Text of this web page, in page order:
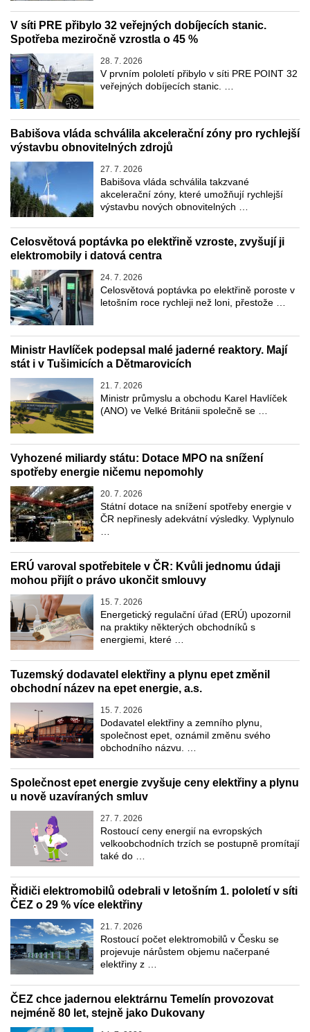
V síti PRE přibylo 32 veřejných dobíjecích stanic.
Spotřeba meziročně vzrostla o 45 %
28. 7. 2026
V prvním pololetí přibylo v síti PRE POINT 32
veřejných dobíjecích stanic. …
Babišova vláda schválila akcelerační zóny pro rychlejší
výstavbu obnovitelných zdrojů
27. 7. 2026
Babišova vláda schválila takzvané
akcelerační zóny, které umožňují rychlejší
výstavbu nových obnovitelných …
Celosvětová poptávka po elektřině vzroste, zvyšují ji
elektromobily i datová centra
24. 7. 2026
Celosvětová poptávka po elektřině poroste v
letošním roce rychleji než loni, přestože …
Ministr Havlíček podepsal malé jaderné reaktory. Mají
stát i v Tušimicích a Dětmarovicích
21. 7. 2026
Ministr průmyslu a obchodu Karel Havlíček
(ANO) ve Velké Británii společně se …
Vyhozené miliardy státu: Dotace MPO na snížení
spotřeby energie ničemu nepomohly
20. 7. 2026
Státní dotace na snížení spotřeby energie v
ČR nepřinesly adekvátní výsledky. Vyplynulo
ERÚ varoval spotřebitele v ČR: Kvůli jednomu údaji
mohou přijít o právo ukončit smlouvy
15. 7. 2026
Energetický regulační úřad (ERÚ) upozornil
na praktiky některých obchodníků s
energiemi, které …
Tuzemský dodavatel elektřiny a plynu epet změnil
obchodní název na epet energie, a.s.
15. 7. 2026
Dodavatel elektřiny a zemního plynu,
společnost epet, oznámil změnu svého
obchodního názvu. …
Společnost epet energie zvyšuje ceny elektřiny a plynu
u nově uzavíraných smluv
27. 7. 2026
Rostoucí ceny energií na evropských
velkoobchodních trzích se postupně promítají
také do …
Řidiči elektromobilů odebrali v letošním 1. pololetí v síti
ČEZ o 29 % více elektřiny
21. 7. 2026
Rostoucí počet elektromobilů v Česku se
projevuje nárůstem objemu načerpané
elektřiny z …
ČEZ chce jadernou elektrárnu Temelín provozovat
nejméně 80 let, stejně jako Dukovany